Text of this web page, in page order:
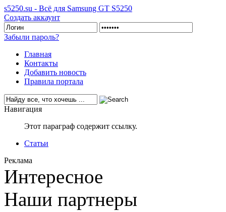
s5250.su - Всё для Samsung GT S5250
Создать аккаунт
Забыли пароль?
Главная
Контакты
Добавить новость
Правила портала
Навигация
Этот параграф содержит ссылку.
Статьи
Реклама
Интересное
Наши партнеры